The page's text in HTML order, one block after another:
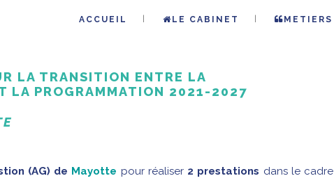
ACCUEIL LE CABINET METIERS
LA TRANSITION ENTRE LA
LA PROGRAMMATION 2021-2027
(AG) de Mayotte pour réaliser 2 prestations dans le cadre